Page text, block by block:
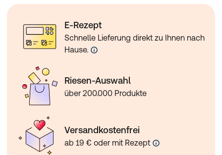
E-Rezept
Schnelle Lieferung direkt zu Ihnen nach
Hause.
Riesen-Auswahl
über 200.000 Produkte
Versandkostenfrei
ab 19 € oder mit Rezept